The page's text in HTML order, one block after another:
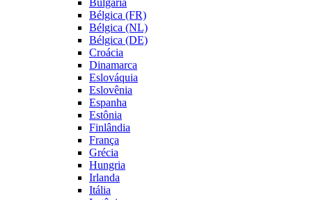
Bélgica (FR)
Bélgica (NL)
Bélgica (DE)
Croácia
Dinamarca
Eslováquia
Eslovênia
Espanha
Estônia
Finlândia
França
Grécia
Hungria
Irlanda
Itália